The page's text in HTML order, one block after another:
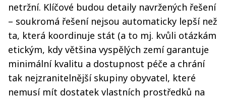
netržní. Klíčové budou detaily navržených řešení
– soukromá řešení nejsou automaticky lepší než
ta, která koordinuje stát (a to mj. kvůli otázkám
etickým, kdy většina vyspělých zemí garantuje
minimální kvalitu a dostupnost péče a chrání
tak nejzranitelnější skupiny obyvatel, které
nemusí mít dostatek vlastních prostředků na